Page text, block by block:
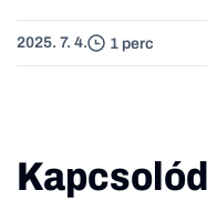
2025. 7. 4. 1 perc